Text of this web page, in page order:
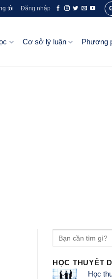
tôi Đăng nhập
Cơ sở lý luận Phương
HỌC THUYẾT
Học